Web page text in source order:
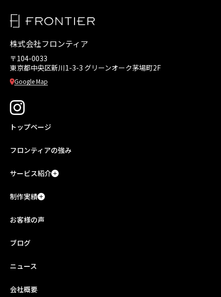
株式会社フロンティア
〒104-0033
東京都中央区新川1-3-3 グリーンオーク茅場町2F
Google Map
トップページ
フロンティアの強み
サービス紹介
制作実績
お客様の声
ブログ
ニュース
会社概要